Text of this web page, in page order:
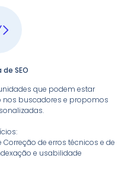
SEO
que podem estar
buscadores e propomos
de erros técnicos e de
e usabilidade